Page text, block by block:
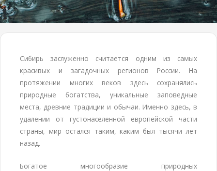
Сибирь заслуженно считается одним из самых
красивых и загадочных регионов России. На
протяжении многих веков здесь сохранялись
природные богатства, уникальные заповедные
места, древние традиции и обычаи. Именно здесь, в
удалении от густонаселенной европейской части
страны, мир остался таким, каким был тысячи лет
назад.
Богатое многообразие природных